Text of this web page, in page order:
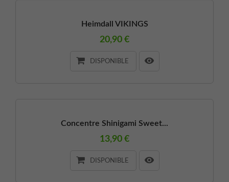
Heimdall VIKINGS
20,90 €
DISPONIBLE
Concentre Shinigami Sweet...
13,90 €
DISPONIBLE